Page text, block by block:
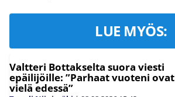
LUE MYÖS:
Valtteri Bottakselta suora viesti
epäilijöille: ”Parhaat vuoteni ovat
vielä edessä”